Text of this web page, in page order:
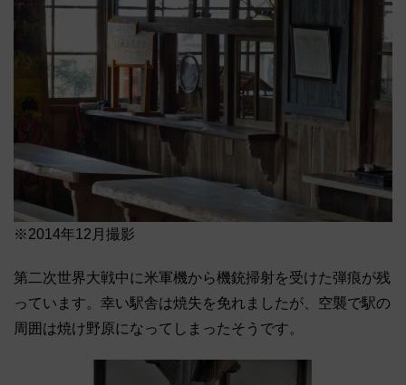
※2014年12月撮影
第二次世界大戦中に米軍機から機銃掃射を受けた弾痕が残
っています。幸い駅舎は焼失を免れましたが、空襲で駅の
周囲は焼け野原になってしまったそうです。